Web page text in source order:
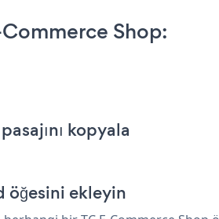
Shop:
kopyala
öğesini ekleyin